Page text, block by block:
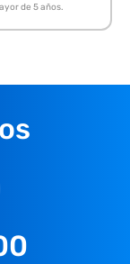
de 5 años.